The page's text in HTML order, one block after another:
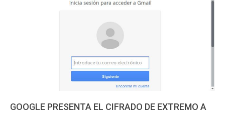
GOOGLE PRESENTA EL CIFRADO DE EXTREMO A